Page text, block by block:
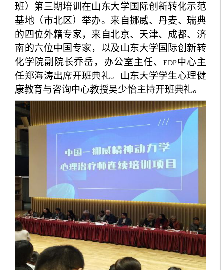
班）第三期培训在山东大学国际创新转化示范
基地（市北区）举办。来自挪威、丹麦、瑞典
的四位外籍专家，来自北京、天津、成都、济
南的六位中国专家，以及山东大学国际创新转
化学院副院长乔岳，办公室主任、
EDP中心主
任郑海涛出席开班典礼。山东大学学生心理健
康教育与咨询中心教授吴少怡主持开班典礼。